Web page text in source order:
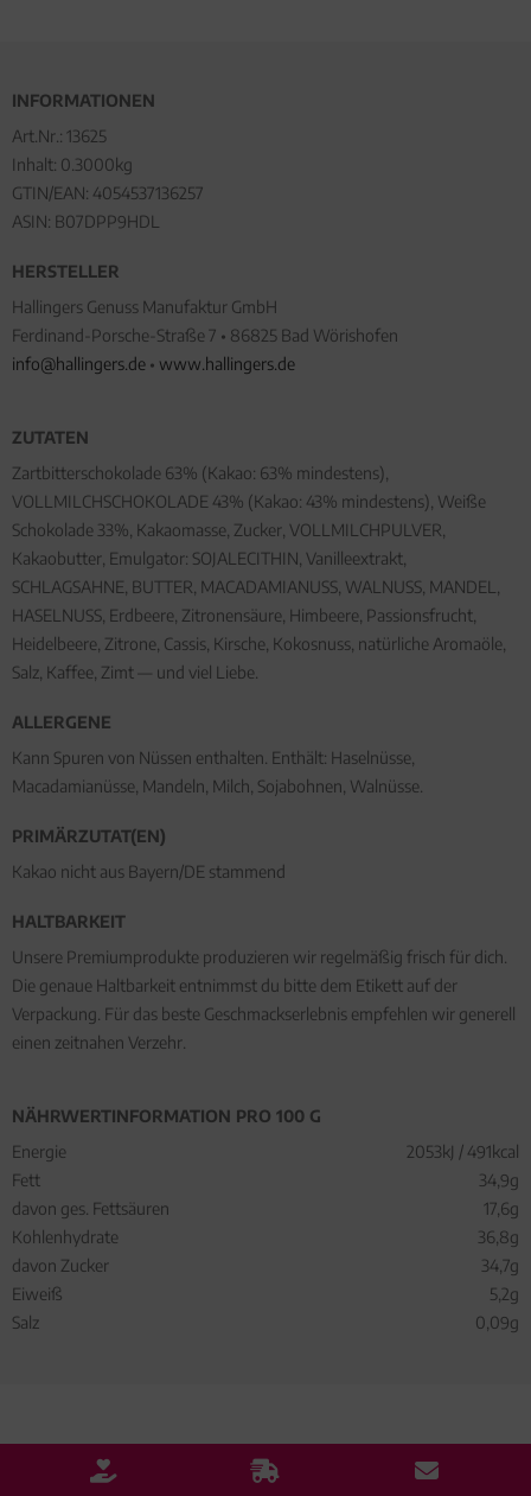
INFORMATIONEN
Art.Nr.: 13625
Inhalt: 0.3000kg
GTIN/EAN: 4054537136257
ASIN: B07DPP9HDL
HERSTELLER
Hallingers Genuss Manufaktur GmbH
Ferdinand-Porsche-Straße 7 • 86825 Bad Wörishofen
info@hallingers.de • www.hallingers.de
ZUTATEN
Zartbitterschokolade 63% (Kakao: 63% mindestens),
VOLLMILCHSCHOKOLADE 43% (Kakao: 43% mindestens), Weiße
Schokolade 33%, Kakaomasse, Zucker, VOLLMILCHPULVER,
Kakaobutter, Emulgator: SOJALECITHIN, Vanilleextrakt,
SCHLAGSAHNE, BUTTER, MACADAMIANUSS, WALNUSS, MANDEL,
HASELNUSS, Erdbeere, Zitronensäure, Himbeere, Passionsfrucht,
Heidelbeere, Zitrone, Cassis, Kirsche, Kokosnuss, natürliche Aromaöle,
Salz, Kaffee, Zimt — und viel Liebe.
ALLERGENE
Kann Spuren von Nüssen enthalten. Enthält: Haselnüsse,
Macadamianüsse, Mandeln, Milch, Sojabohnen, Walnüsse.
PRIMÄRZUTAT(EN)
Kakao nicht aus Bayern/DE stammend
HALTBARKEIT
Unsere Premiumprodukte produzieren wir regelmäßig frisch für dich.
Die genaue Haltbarkeit entnimmst du bitte dem Etikett auf der
Verpackung. Für das beste Geschmackserlebnis empfehlen wir generell
einen zeitnahen Verzehr.
NÄHRWERTINFORMATION PRO 100 G
Energie
2053kJ / 491kcal
Fett
34,9g
davon ges. Fettsäuren
17,6g
Kohlenhydrate
36,8g
davon Zucker
34,7g
Eiweiß
5,2g
Salz
0,09g